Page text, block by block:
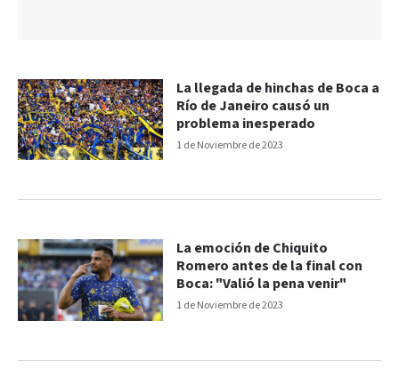
1 de Noviembre de 2023
La llegada de hinchas de Boca a
Río de Janeiro causó un
problema inesperado
1 de Noviembre de 2023
La emoción de Chiquito
Romero antes de la final con
Boca: "Valió la pena venir"